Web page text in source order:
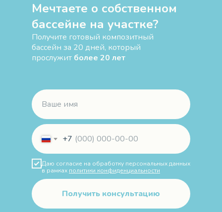
Мечтаете о собственном
бассейне на участке?
Получите готовый композитный
бассейн за 20 дней, который
прослужит более 20 лет
+7
Даю согласие на обработку персональных данных
в рамках политики конфиденциальности
Получить консультацию